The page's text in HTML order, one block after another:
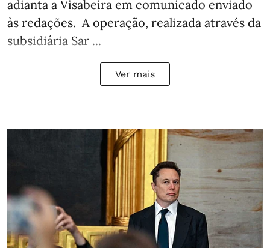
adianta a Visabeira em comunicado enviado
às redações. A operação, realizada através da
subsidiária Sar ...
Ver mais